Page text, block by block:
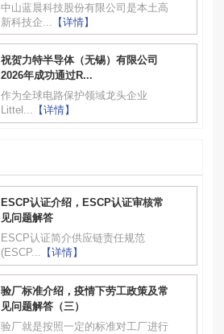
中山蓝晨科技股份有限公司是本土高
新科技企...
【详情】
祝贺力特半导体（无锡）有限公司
2026年成功通过R...
作为全球电路保护领域龙头企业
Littel... 【详情】
ESCP认证介绍，ESCP认证审核常
见问题解答
ESCP认证简介供应链责任规范
(ESCP... 【详情】
验厂标准介绍，疫情下劳工政策及常
见问题解答（三）
验厂就是按照一定的标准对工厂进行